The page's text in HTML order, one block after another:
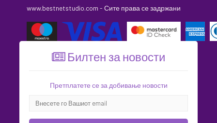
www.bestnetstudio.com - Сите права се задржани
Билтен за новости
Претплатете се за добивање новости